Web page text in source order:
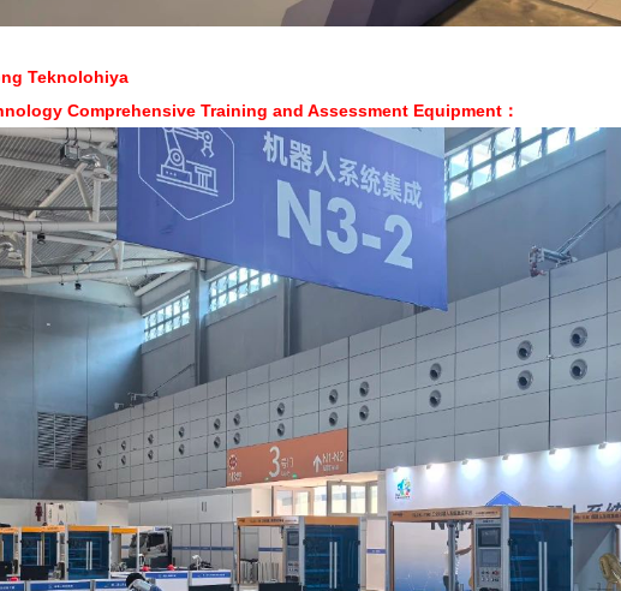
Teknolohiya
Comprehensive Training and Assessment Equipment：